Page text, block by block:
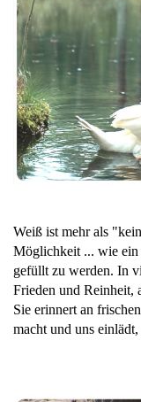
Weiß ist mehr als
Möglichkeit ... wie ein
gefüllt zu werden. In
Frieden und Reinheit,
Sie erinnert an
macht und uns